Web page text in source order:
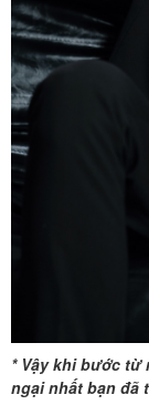
* Vậy khi bước từ
ngại nhất bạn đã